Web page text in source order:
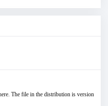
The file in the distribution is version